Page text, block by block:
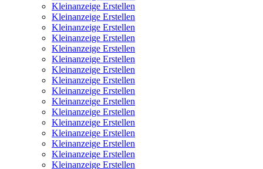
Kleinanzeige Erstellen
Kleinanzeige Erstellen
Kleinanzeige Erstellen
Kleinanzeige Erstellen
Kleinanzeige Erstellen
Kleinanzeige Erstellen
Kleinanzeige Erstellen
Kleinanzeige Erstellen
Kleinanzeige Erstellen
Kleinanzeige Erstellen
Kleinanzeige Erstellen
Kleinanzeige Erstellen
Kleinanzeige Erstellen
Kleinanzeige Erstellen
Kleinanzeige Erstellen
Kleinanzeige Erstellen